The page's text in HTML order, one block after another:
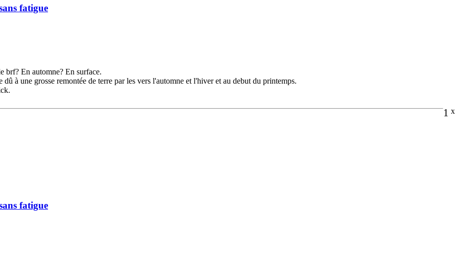
fatigue
brf? En automne? En surface.
à une grosse remontée de terre par les vers l'automne et l'hiver et au debut du printemps.
1 x
fatigue